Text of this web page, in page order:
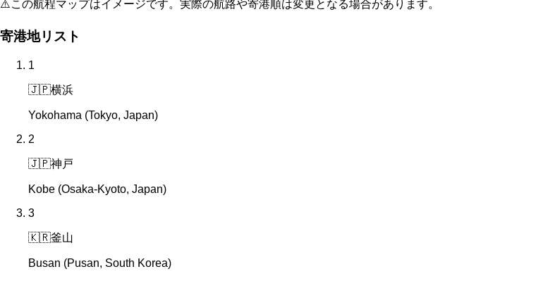
⚠️この航程マップはイメージです。実際の航路や寄港順は変更となる場合があります。
寄港地リスト
1
🇯🇵横浜
Yokohama (Tokyo, Japan)
2
🇯🇵神戸
Kobe (Osaka-Kyoto, Japan)
3
🇰🇷釜山
Busan (Pusan, South Korea)